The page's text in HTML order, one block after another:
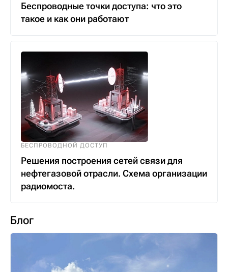
Беспроводные точки доступа: что это
такое и как они работают
БЕСПРОВОДНОЙ ДОСТУП
Решения построения сетей связи для
нефтегазовой отрасли. Схема организации
радиомоста.
Блог